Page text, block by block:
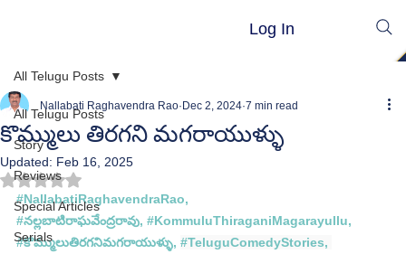
Log In
All Telugu Posts
Story
Reviews
Special Articles
Serials
All Telugu Posts
కొమ్ములు తిరగని మగరాయుళ్ళు
Nallabati Raghavendra Rao Dec 2, 2024 7 min read
Updated: Feb 16, 2025
Rated NaN out of 5 stars.
#NallabatiRaghavendraRao,
#నల్లబాటిరాఘవేంద్రరావు, #KommuluThiraganiMagarayullu,
#కొమ్ములుతిరగనిమగరాయుళ్ళు, #TeluguComedyStories,